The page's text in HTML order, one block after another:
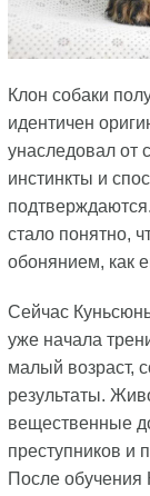
Клон собаки
идентичен
унаследовал от
инстинкты и
стало понятно,
обонянием, как
Сейчас
уже начала
малый возраст,
результаты.
вещественные
преступников и
После обучения